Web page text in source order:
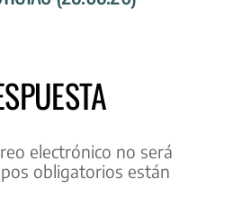
electrónico no será
obligatorios están